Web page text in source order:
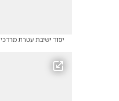
יסוד ישיבת עטרת מרדכי